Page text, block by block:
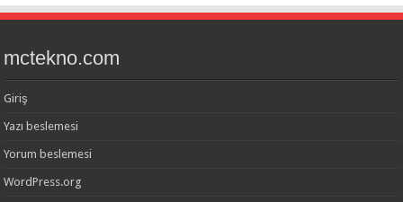
mctekno.com
Giriş
Yazı beslemesi
Yorum beslemesi
WordPress.org